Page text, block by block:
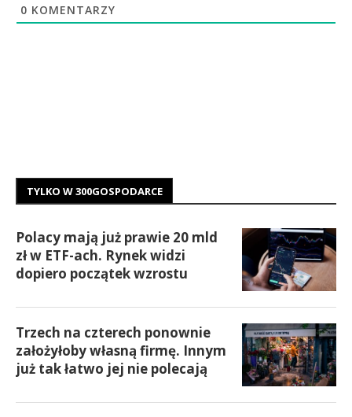
0 KOMENTARZY
TYLKO W 300GOSPODARCE
Polacy mają już prawie 20 mld
zł w ETF-ach. Rynek widzi
dopiero początek wzrostu
Trzech na czterech ponownie
założyłoby własną firmę. Innym
już tak łatwo jej nie polecają